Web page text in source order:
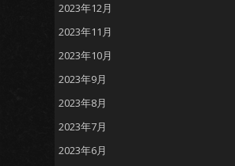
2023年12月
2023年11月
2023年10月
2023年9月
2023年8月
2023年7月
2023年6月